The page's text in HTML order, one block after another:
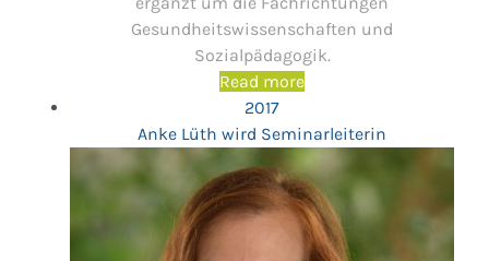
Gesundheitswissenschaften und
Sozialpädagogik.
Read more
2017
Anke Lüth wird Seminarleiterin